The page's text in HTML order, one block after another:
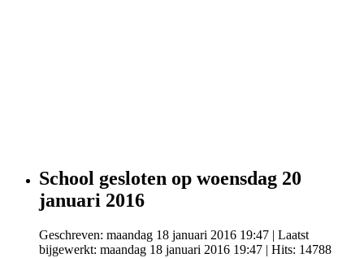
School gesloten op woensdag 20
januari 2016
Geschreven: maandag 18 januari 2016 19:47 | Laatst
bijgewerkt: maandag 18 januari 2016 19:47 | Hits: 14788